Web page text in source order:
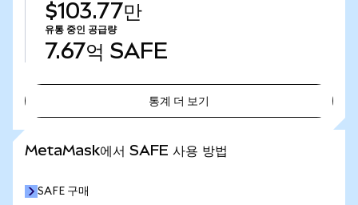
$103.77만
유통 중인 공급량
7.67억 SAFE
통계 더 보기
MetaMask에서 SAFE 사용 방법
SAFE 구매